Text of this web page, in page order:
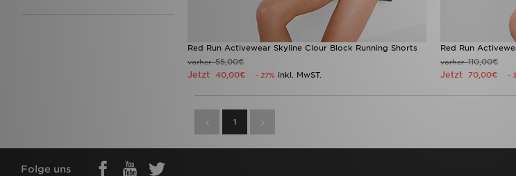
Red Run Activewear Skyline Clour Block Running Shorts
vorher55,00€
Jetzt 40,00€ - 27% inkl. MwST.
Red Run
vorher110,00€
Jetzt 70,00€ -
1
Folge uns